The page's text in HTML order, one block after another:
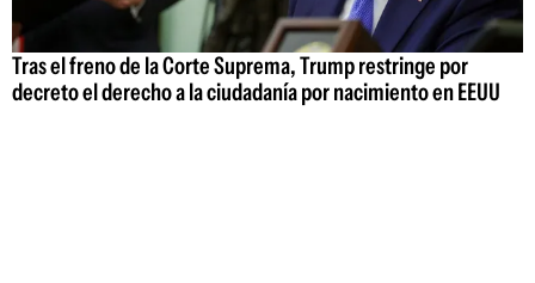
Tras el freno de la Corte Suprema, Trump restringe por
decreto el derecho a la ciudadanía por nacimiento en EEUU